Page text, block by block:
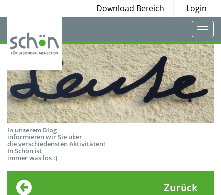
Download Bereich Login
In unserem Blog
informieren wir Sie über
die verschiedensten Aktivitäten!
In Schön ist
immer was los :)
Zurück